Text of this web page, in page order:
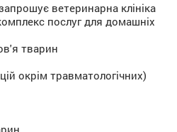
ветеринарна клініка
послуг для домашніх
тварин
окрім травматологічних)